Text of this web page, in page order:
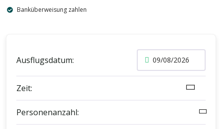
Banküberweisung zahlen
Ausflugsdatum:
Zeit:
Personenanzahl: